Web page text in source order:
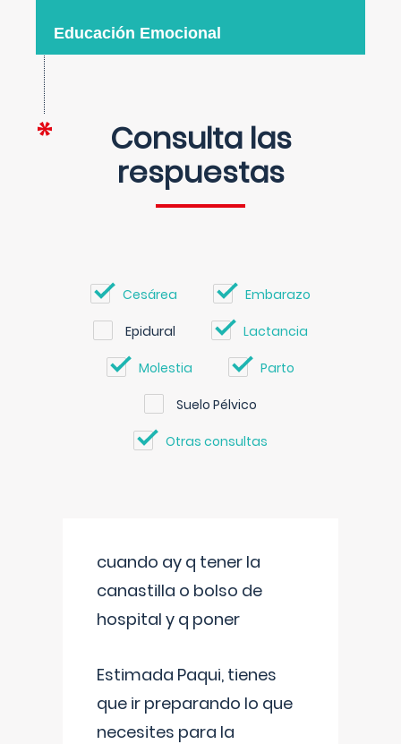
Educación Emocional
Consulta las
respuestas
Cesárea Embarazo
Epidural Lactancia
Molestia Parto
Suelo Pélvico
Otras consultas
cuando ay q tener la
canastilla o bolso de
hospital y q poner
Estimada Paqui, tienes
que ir preparando lo que
necesites para la